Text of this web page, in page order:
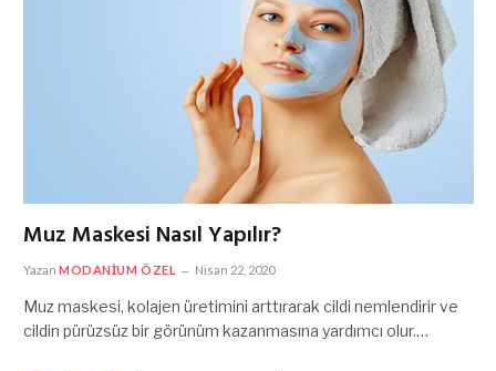
Muz Maskesi Nasıl Yapılır?
Yazan MODANIUM ÖZEL Nisan 22, 2020
Muz maskesi, kolajen üretimini arttırarak cildi nemlendirir ve
cildin pürüzsüz bir görünüm kazanmasına yardımcı olur.…